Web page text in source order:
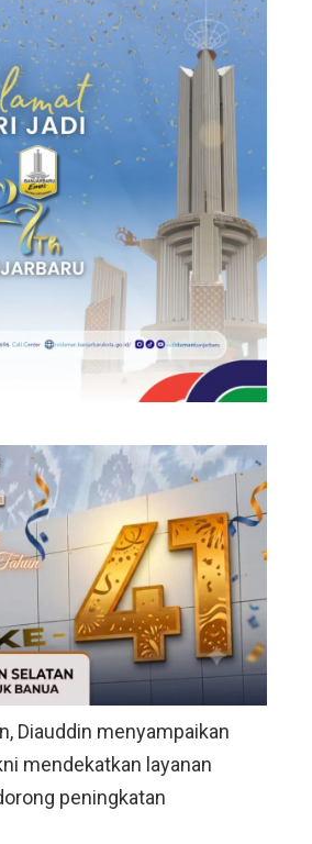
Diauddin menyampaikan
mendekatkan layanan
peningkatan